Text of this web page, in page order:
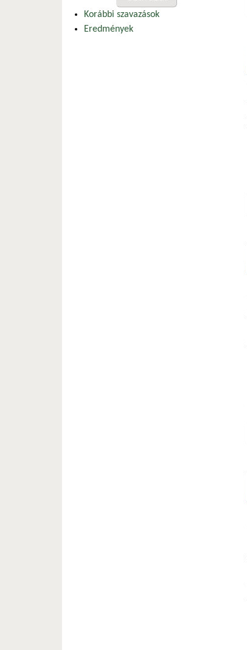
Korábbi szavazások
Eredmények